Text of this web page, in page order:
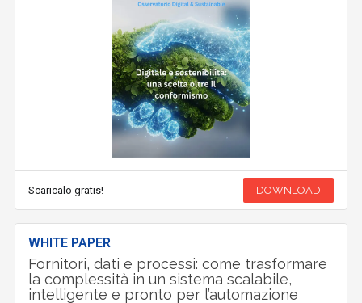
Scaricalo gratis! DOWNLOAD
WHITE PAPER
Fornitori, dati e processi: come trasformare
la complessità in un sistema scalabile,
intelligente e pronto per l’automazione